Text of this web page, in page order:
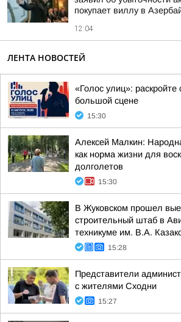
покупает виллу в
12:04
ЛЕНТА НОВОСТЕЙ
«Голос улиц»: раскройте
большой сцене
15:30
Алексей Малкин:
как норма жизни для
долголетов
15:30
В Жуковском прошел
строительный штаб в
техникуме им. В.А.
15:28
Представители
с жителями Сходни
15:27